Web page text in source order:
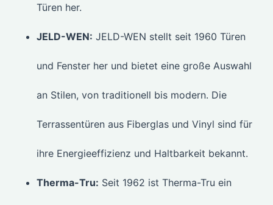
Türen her.
JELD-WEN: JELD-WEN stellt seit 1960 Türen
und Fenster her und bietet eine große Auswahl
an Stilen, von traditionell bis modern. Die
Terrassentüren aus Fiberglas und Vinyl sind für
ihre Energieeffizienz und Haltbarkeit bekannt.
Therma-Tru: Seit 1962 ist Therma-Tru ein